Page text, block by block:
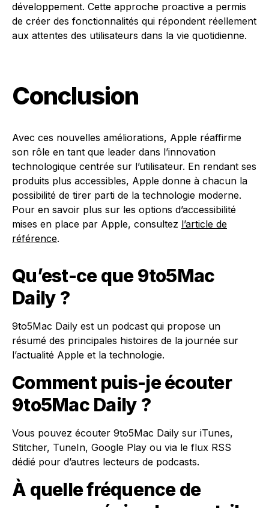
développement. Cette approche proactive a permis
de créer des fonctionnalités qui répondent réellement
aux attentes des utilisateurs dans la vie quotidienne.
Conclusion
Avec ces nouvelles améliorations, Apple réaffirme
son rôle en tant que leader dans l’innovation
technologique centrée sur l’utilisateur. En rendant ses
produits plus accessibles, Apple donne à chacun la
possibilité de tirer parti de la technologie moderne.
Pour en savoir plus sur les options d’accessibilité
mises en place par Apple, consultez l’article de
référence.
Qu’est-ce que 9to5Mac
Daily ?
9to5Mac Daily est un podcast qui propose un
résumé des principales histoires de la journée sur
l’actualité Apple et la technologie.
Comment puis-je écouter
9to5Mac Daily ?
Vous pouvez écouter 9to5Mac Daily sur iTunes,
Stitcher, TuneIn, Google Play ou via le flux RSS
dédié pour d’autres lecteurs de podcasts.
À quelle fréquence de